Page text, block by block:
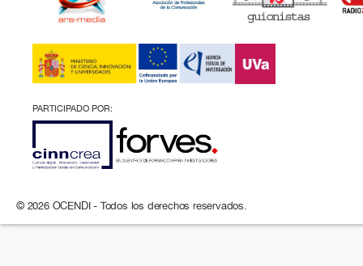
PARTICIPADO POR:
© 2026 OCENDI - Todos los derechos reservados.